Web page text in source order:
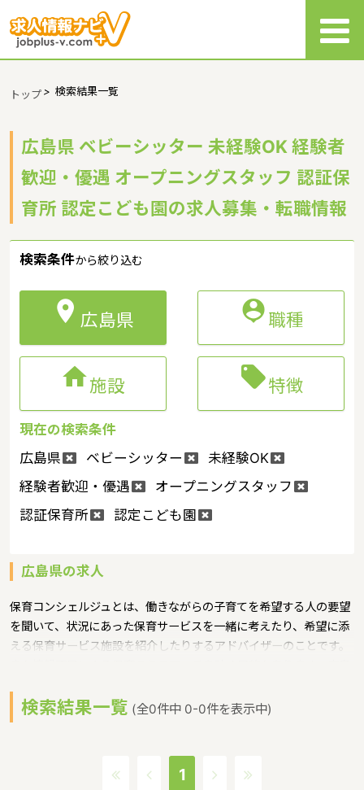
トップ> 検索結果一覧
広島県 ベビーシッター 未経験OK 経験者
歓迎・優遇 オープニングスタッフ 認証保
育所 認定こども園の求人募集・転職情報
検索条件から絞り込む
 広島県 職種
施設 特徴
現在の検索条件
広島県
ベビーシッター
未経験OK
経験者歓迎・優遇
オープニングスタッフ
認証保育所
認定こども園
広島県の求人
保育コンシェルジュとは、働きながらの子育てを希望する人の要望
を聞いて、状況にあった保育サービスを一緒に考えたり、希望に添
える保育サービス施設を紹介したりするアドバイザーのことです。
する取り組みを行っています。 広島県の政令指定都市は広島市、人
口は2832035人（2017/5/1現在）です。広島県内には、保育所や
6.4万円（2017年10月賃貸住宅 D-room調べ） 広島県は、原爆ド
検索結果一覧 (全0件中 0-0件を表示中)
1